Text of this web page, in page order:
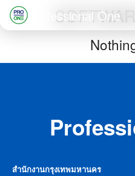
Skip
Professional One
สำนักงานกรุงเทพมหานคร